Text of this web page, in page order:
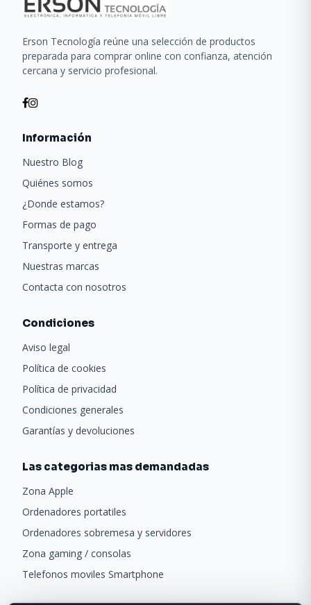
Erson Tecnología reúne una selección de productos
preparada para comprar online con confianza, atención
cercana y servicio profesional.
Información
Nuestro Blog
Quiénes somos
¿Donde estamos?
Formas de pago
Transporte y entrega
Nuestras marcas
Contacta con nosotros
Condiciones
Aviso legal
Política de cookies
Política de privacidad
Condiciones generales
Garantías y devoluciones
Las categorias mas demandadas
Zona Apple
Ordenadores portatiles
Ordenadores sobremesa y servidores
Zona gaming / consolas
Telefonos moviles Smartphone